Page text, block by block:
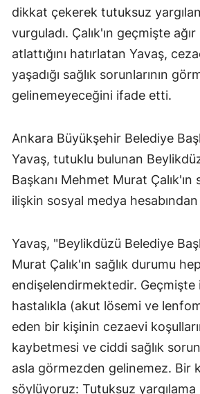
dikkat çekerek tutuksuz
vurguladı. Çalık'ın geçmişte
atlattığını hatırlatan Yavaş,
yaşadığı sağlık sorunlarının
gelinemeyeceğini ifade etti.
Ankara Büyükşehir Belediye
Yavaş, tutuklu bulunan
Başkanı Mehmet Murat Çalık'ın
ilişkin sosyal medya hesabından
Yavaş, "Beylikdüzü Belediye
Murat Çalık'ın sağlık durumu
endişelendirmektedir. Geçmişte
hastalıkla (akut lösemi ve
eden bir kişinin cezaevi
kaybetmesi ve ciddi sağlık
asla görmezden gelinemez. Bir
söylüyoruz: Tutuksuz